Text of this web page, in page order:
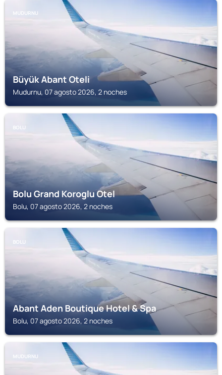
MUDURNU
Büyük Abant Oteli
Mudurnu, 07 agosto 2026, 2 noches
BOLU
Bolu Grand Koroglu Otel
Bolu, 07 agosto 2026, 2 noches
BOLU
Abant Aden Boutique Hotel & Spa
Bolu, 07 agosto 2026, 2 noches
MUDURNU